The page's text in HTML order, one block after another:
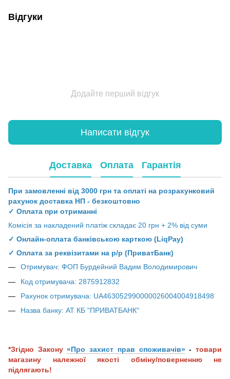
Відгуки
Додайте перший відгук
Написати відгук
Доставка Оплата Гарантія
При замовленні від 3000 грн та оплаті на розрахунковий
рахунок доставка НП - безкоштовно
✓ Оплата при отриманні
Комісія за накладений платіж складає 20 грн + 2% від суми
✓ Онлайн-оплата банківською карткою (LiqPay)
✓ Оплата за реквізитами на р/р (ПриватБанк)
Отримувач: ФОП Бурдейний Вадим Володимирович
Код отримувача: 2875912832
Рахунок отримувача: UA463052990000026004004918498
Назва банку: АТ КБ "ПРИВАТБАНК"
*Згідно Закону «Про захист прав споживачів» - товари
магазину належної якості обміну/поверненню не
підлягають!